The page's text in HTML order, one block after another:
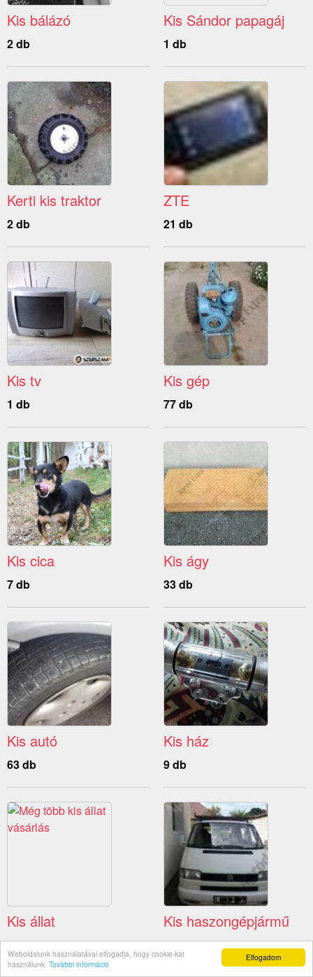
Elfogadom
Weboldalunk használatával elfogadja, hogy cookie-kat
használunk. További információ
Kis bálázó
2 db
Kis Sándor papagáj
1 db
Kerti kis traktor
2 db
ZTE
21 db
Kis tv
1 db
Kis gép
77 db
Kis cica
7 db
Kis ágy
33 db
Kis autó
63 db
Kis ház
9 db
Kis állat
19 db
Kis haszongépjármű
15 db